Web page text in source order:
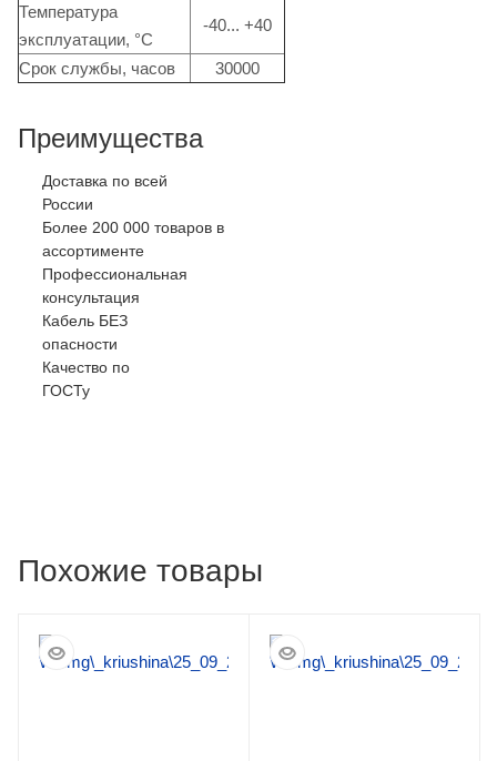
Температура
эксплуатации, °C
-40... +40
Срок службы, часов 30000
Преимущества
Доставка по всей
России
Более 200 000 товаров в
ассортименте
Профессиональная
консультация
Кабель БЕЗ
опасности
Качество по
ГОСТу
Похожие товары